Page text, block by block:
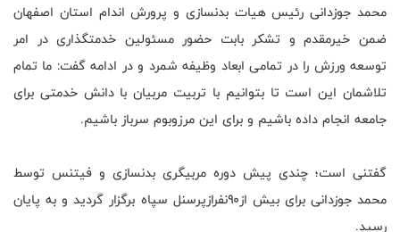
محمد جوزدانی رئیس هیات بدنسازی و پرورش اندام استان اصفهان
ضمن خیرمقدم و تشکر بابت حضور مسئولین خدمتگذاری در امر
توسعه ورزش را در تمامی ابعاد وظیفه شمرد و در ادامه گفت: ما تمام
تلاشمان این است تا بتوانیم با تربیت مربیان با دانش خدمتی برای
جامعه انجام داده باشیم و برای این مرزوبوم سرباز باشیم.
گفتنی است؛ چندی پیش دوره مربیگری بدنسازی و فیتنس توسط
محمد جوزدانی برای بیش از۹۰نفرازپرسنل سپاه برگزار گردید و به پایان
رسید.